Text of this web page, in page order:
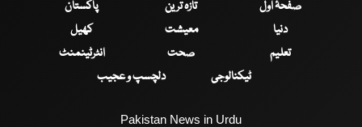
صفحۂ اول تازہ ترین
پاکستان
دنیا
معیشت
کھیل
تعلیم
صحت
انٹرٹینمنٹ
ٹیکنالوجی
دلچسپ و عجیب
Pakistan News in Urdu